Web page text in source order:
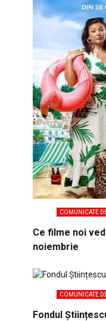
COMUNICATE
Ce filme noi
noiembrie
COMUNICATE
Fondul